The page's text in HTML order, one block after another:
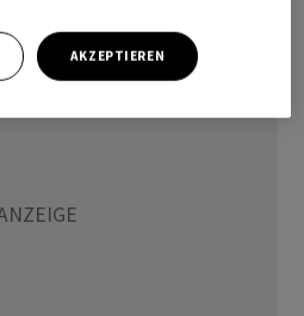
AKZEPTIEREN